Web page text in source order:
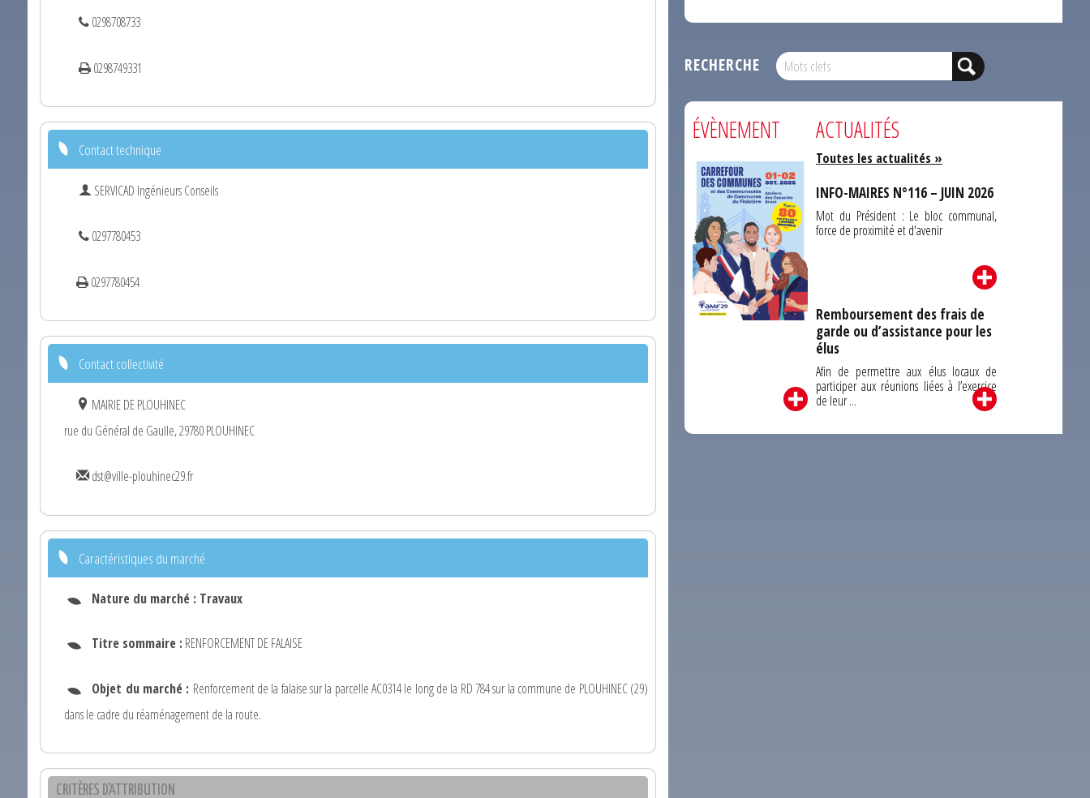
0298708733
0298749331
Contact technique
SERVICAD Ingénieurs Conseils
0297780453
0297780454
Contact collectivité
MAIRIE DE PLOUHINEC
rue du Général de Gaulle, 29780 PLOUHINEC
dst@ville-plouhinec29.fr
Caractéristiques du marché
Nature du marché : Travaux
Titre sommaire : RENFORCEMENT DE FALAISE
Objet du marché : Renforcement de la falaise sur la parcelle AC0314 le long de la RD 784 sur la commune de PLOUHINEC (29)
dans le cadre du réaménagement de la route.
CRITÈRES D'ATTRIBUTION
RECHERCHE
ÉVÈNEMENT ACTUALITÉS
Toutes les actualités »
INFO-MAIRES N°116 – JUIN 2026
Mot du Président : Le bloc communal,
force de proximité et d'avenir
Remboursement des frais de
garde ou d’assistance pour les
élus
Afin de permettre aux élus locaux de
participer aux réunions liées à l’exercice
de leur ...